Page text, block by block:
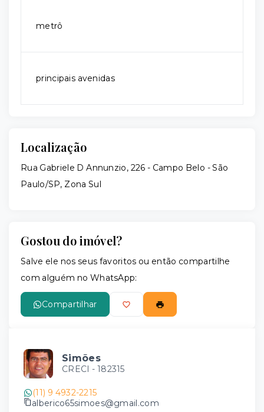
metrô
principais avenidas
Localização
Rua Gabriele D Annunzio, 226 - Campo Belo - São
Paulo/SP, Zona Sul
Gostou do imóvel?
Salve ele nos seus favoritos ou então compartilhe
com alguém no WhatsApp:
Compartilhar
Simões
CRECI - 182315
(11) 9 4932-2215
alberico65simoes@gmail.com